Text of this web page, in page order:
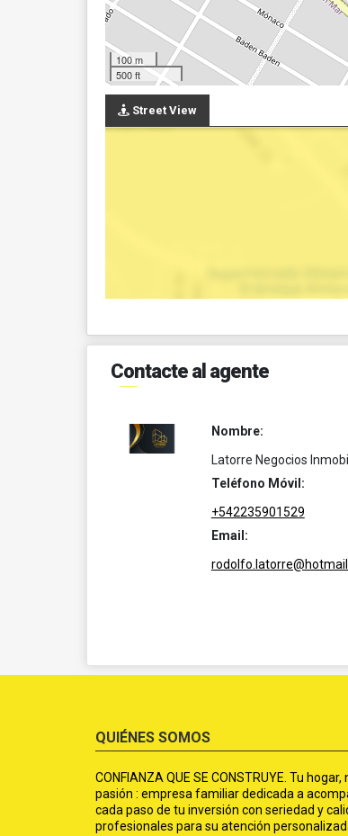
100 m
500 ft
Street View
Contacte al agente
Nombre:
Latorre Negocios
Teléfono Móvil:
+542235901529
Email:
QUIÉNES SOMOS
CONFIANZA QUE SE CONSTRUYE. Tu
pasión : empresa familiar dedicada a
cada paso de tu inversión con seriedad y
profesionales para su atención